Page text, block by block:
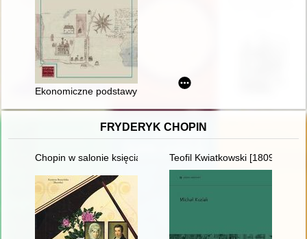
Ekonomiczne podstawy funkcjonowania kościołów
FRYDERYK CHOPIN
Chopin w salonie księcia Antoniego Radziwiłła". Nowe
Teofil Kwiatkowski [1809-1891]